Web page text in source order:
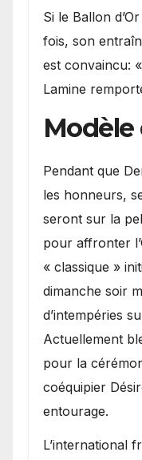
Si le Ballon
fois, son
est convaincu:
Lamine
Modèle
Pendant que
les honneurs,
seront sur la
pour affronter
« classique »
dimanche soir
d’intempéries
Actuellement
pour la
coéquipier
entourage.
L’international